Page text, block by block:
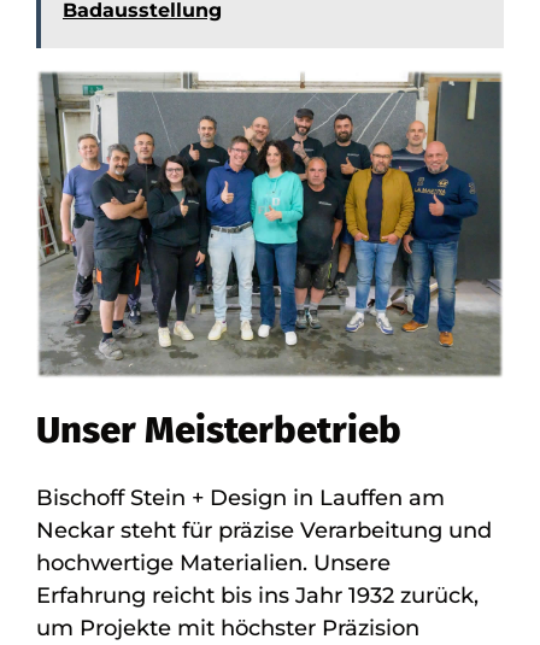
Badausstellung
Unser Meisterbetrieb
Bischoff Stein + Design in Lauffen am
Neckar steht für präzise Verarbeitung und
hochwertige Materialien. Unsere
Erfahrung reicht bis ins Jahr 1932 zurück,
um Projekte mit höchster Präzision